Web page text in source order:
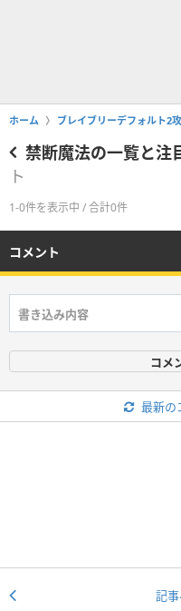
ホーム ブレイブリーデフォルト2
禁断魔法の一覧と注
ト
1-0件を表示中 / 合計0件
コメント
コメ
最新の
記